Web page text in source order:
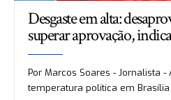
Desgaste em alta:
superar aprovação,
Por Marcos Soares - Jornalista -
temperatura política em